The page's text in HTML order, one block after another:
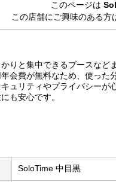
このページは
この店舗にご興味のある方
りと集中できるブースなど
会費が無料なため、使った
ュリティやプライバシーが
も安心です。
SoloTime 中目黒